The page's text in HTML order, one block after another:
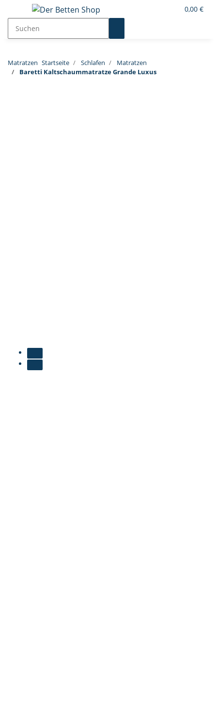
0,00 €
Matratzen Startseite Schlafen
Matratzen
Baretti Kaltschaummatratze Grande Luxus